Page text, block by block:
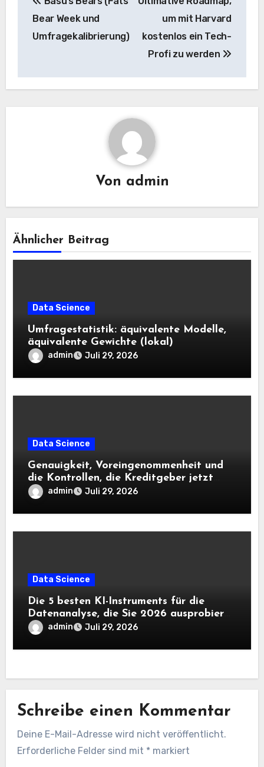
Navigation
Bear Week und
Umfragekalibrierung)
um mit Harvard
kostenlos ein Tech-
Profi zu werden
Von admin
Ähnlicher Beitrag
Data Science
Umfragestatistik: äquivalente Modelle,
äquivalente Gewichte (lokal)
admin Juli 29, 2026
Data Science
Genauigkeit, Voreingenommenheit und
die Kontrollen, die Kreditgeber jetzt
benötigen |
admin Juli 29, 2026
Data Science
Die 5 besten KI-Instruments für die
Datenanalyse, die Sie 2026 ausprobieren
solltenadmin Juli 29, 2026
Schreibe einen Kommentar
Deine E-Mail-Adresse wird nicht veröffentlicht.
Erforderliche Felder sind mit * markiert